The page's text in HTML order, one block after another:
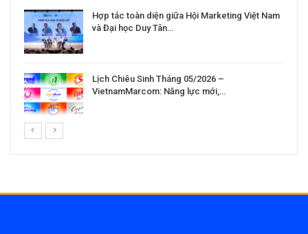
Hợp tác toàn diện giữa Hội Marketing Việt Nam
và Đại học Duy Tân…
Lịch Chiêu Sinh Tháng 05/2026 –
VietnamMarcom: Năng lực mới,…